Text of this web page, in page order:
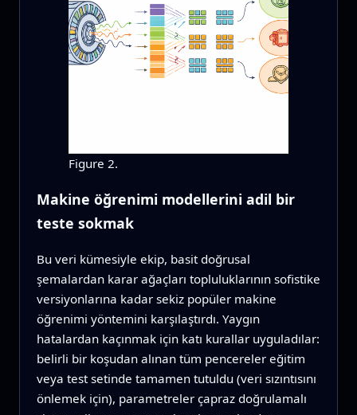
Figure 2.
Makine öğrenimi modellerini adil bir
teste sokmak
Bu veri kümesiyle ekip, basit doğrusal
şemalardan karar ağaçları topluluklarının sofistike
versiyonlarına kadar sekiz popüler makine
öğrenimi yöntemini karşılaştırdı. Yaygın
hatalardan kaçınmak için katı kurallar uyguladılar:
belirli bir koşudan alınan tüm pencereler eğitim
veya test setinde tamamen tutuldu (veri sızıntısını
önlemek için), parametreler çapraz doğrulamalı